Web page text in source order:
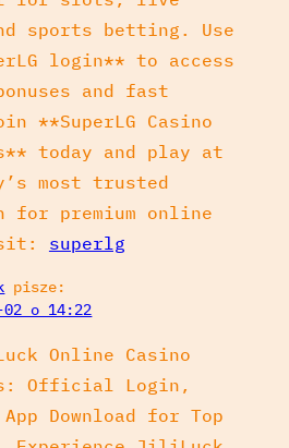
sports betting. Use
login** to access
and fast
**SuperLG Casino
today and play at
most trusted
for premium online
superlg
pisze:
02 o 14:22
Online Casino
Official Login,
Download for Top